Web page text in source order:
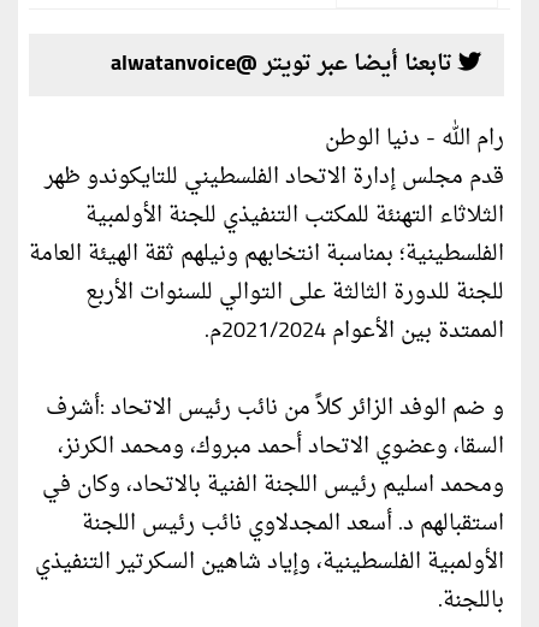
تابعنا أيضا عبر تويتر @alwatanvoice
رام الله - دنيا الوطن
قدم مجلس إدارة الاتحاد الفلسطيني للتايكوندو ظهر
الثلاثاء التهنئة للمكتب التنفيذي للجنة الأولمبية
الفلسطينية؛ بمناسبة انتخابهم ونيلهم ثقة الهيئة العامة
للجنة للدورة الثالثة على التوالي للسنوات الأربع
الممتدة بين الأعوام 2021/2024م.
و ضم الوفد الزائر كلاً من نائب رئيس الاتحاد :أشرف
السقا، وعضوي الاتحاد أحمد مبروك، ومحمد الكرنز،
ومحمد اسليم رئيس اللجنة الفنية بالاتحاد، وكان في
استقبالهم د. أسعد المجدلاوي نائب رئيس اللجنة
الأولمبية الفلسطينية، وإياد شاهين السكرتير التنفيذي
باللجنة.